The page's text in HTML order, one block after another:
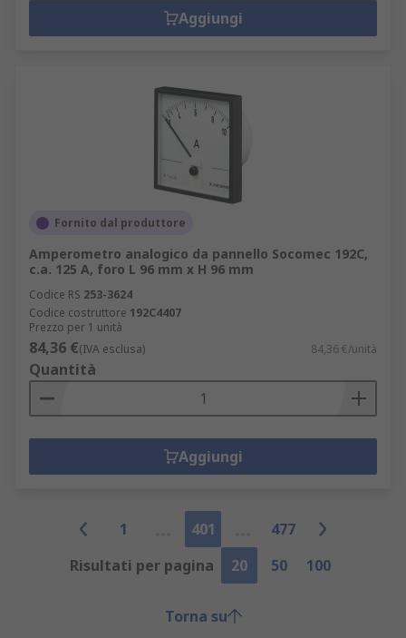
Aggiungi
Fornito dal produttore
Amperometro analogico da pannello Socomec 192C,
c.a. 125 A, foro L 96 mm x H 96 mm
Codice RS 253-3624
Codice costruttore 192C4407
Prezzo per 1 unità
84,36 €(IVA esclusa) 84,36 €/unità
Quantità
Aggiungi
1 401
477
Risultati per pagina
20 50 100
Torna su